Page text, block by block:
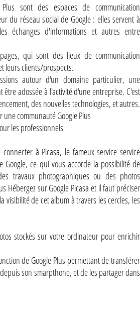
sont des espaces de communication
du réseau social de Google : elles servent à
échanges d'informations et autres entre
qui sont des lieux de communication
leurs clients/prospects.
autour d'un domaine particulier, une
adossée à l'activité d'une entreprise. C'est
des nouvelles technologies, et autres.
communauté Google Plus
les professionnels
à Picasa, le fameux service service
Google, ce qui vous accorde la possibilité de
travaux photographiques ou des photos
Hébergez sur Google Picasa et il faut préciser
visibilité de cet album à travers les cercles, les
stockés sur votre ordinateur pour enrichir
de Google Plus permettant de transférer
son smarpthone, et de les partager dans